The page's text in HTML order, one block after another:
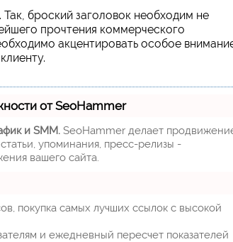
броский заголовок необходим не
прочтения коммерческого
акцентировать особое
от SeoHammer
и SMM. SeoHammer делает
упоминания, пресс-релизы -
вашего сайта.
покупка самых лучших ссылок с высокой
и ежедневный пересчет показателей